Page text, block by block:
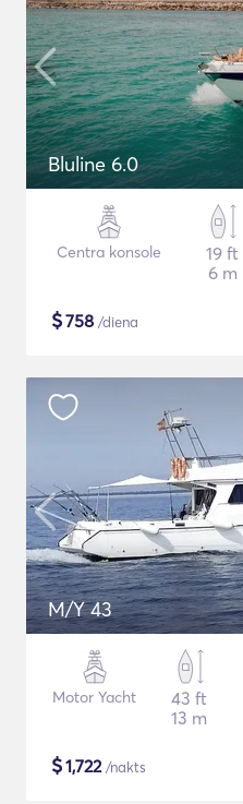
Bluline 6.0
Centra konsole
19 ft
6 m
$758 /diena
M/Y 43
Motor Yacht
43 ft
13 m
$1,722/nakts